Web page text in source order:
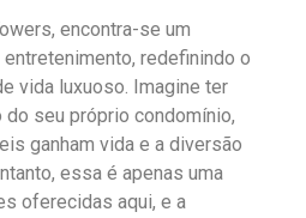
encontra-se um
redefinindo o
vida luxuoso. Imagine ter
do seu próprio condomínio,
ganham vida e a diversão
essa é apenas uma
oferecidas aqui, e a